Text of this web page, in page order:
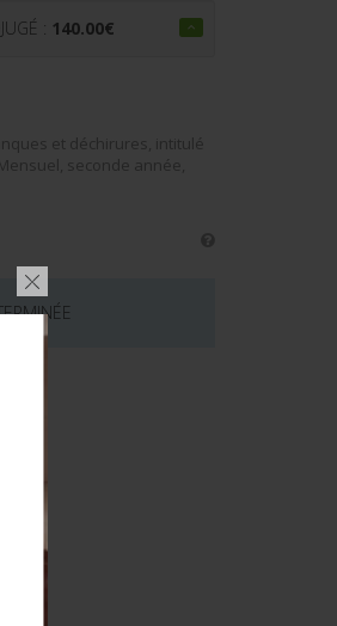
: 140.00€
et déchirures, intitulé
seconde année,